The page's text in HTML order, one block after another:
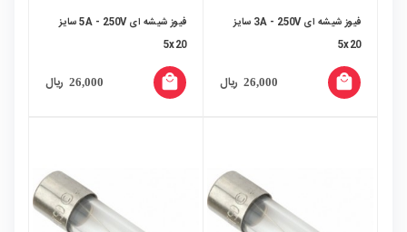
فیوز شیشه ای 3A - 250V سایز
5x20
26,000 ریال local_mall
فیوز شیشه ای 5A - 250V سایز
5x20
26,000 ریال local_mall